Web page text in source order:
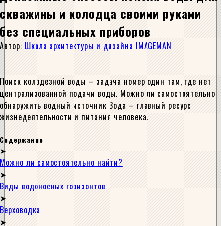
скважины и колодца своими руками
без специальных приборов
Автор: Школа архитектуры и дизайна IMAGEMAN
Поиск колодезной воды – задача номер один там, где нет
централизованной подачи воды. Можно ли самостоятельно
обнаружить водный источник Вода – главный ресурс
жизнедеятельности и питания человека.
Содержание
Можно ли самостоятельно найти?
Виды водоносных горизонтов
Верховодка